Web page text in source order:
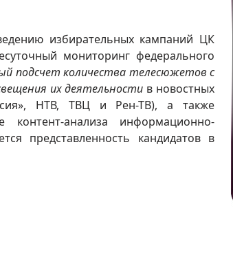
избирательных кампаний ЦК
мониторинг федерального
подсчет количества телесюжетов с
их деятельности в новостных
НТВ, ТВЦ и Рен-ТВ), а также
анализа информационно-
представленность кандидатов в